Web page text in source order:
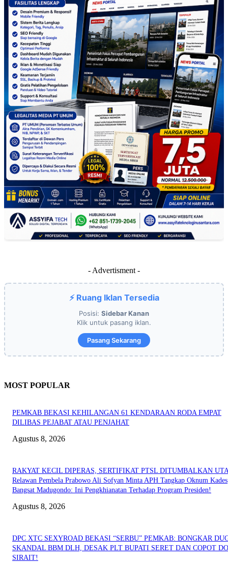
- Advertisment -
⚡ Ruang Iklan Tersedia
Posisi: Sidebar Kanan
Klik untuk pasang iklan.
Pasang Sekarang
MOST POPULAR
PEMKAB BEKASI KEHILANGAN 61 KENDARAAN RODA EMPAT
DILIBAS PEJABAT ATAU PENJAHAT
Agustus 8, 2026
RAKYAT KECIL DIPERAS, SERTIFIKAT PTSL DITUMBALKAN
Relawan Pembela Prabowo Ali Sofyan Minta APH Tangkap Oknum Kades
Bangsat Madugondo: Ini Pengkhianatan Terhadap Program Presiden!
Agustus 8, 2026
DPC XTC SEXYROAD BEKASI “SERBU” PEMKAB: BONGKAR
SKANDAL BBM DLH, DESAK PLT BUPATI SERET DAN COPOT
SIRAIT!